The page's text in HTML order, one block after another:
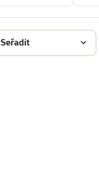
Seřadit